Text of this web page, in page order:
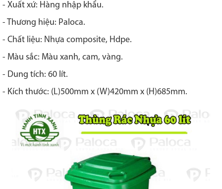
- Xuất xứ: Hàng nhập khẩu.
- Thương hiệu: Paloca.
- Chất liệu: Nhựa composite, Hdpe.
- Màu sắc: Màu xanh, cam, vàng.
- Dung tích: 60 lít.
- Kích thước: (L)500mm x (W)420mm x (H)685mm.